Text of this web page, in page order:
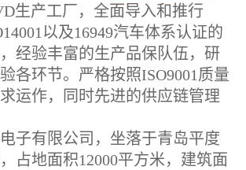
生产工厂，全面导入和推行
以及16949汽车体系认证的
经验丰富的生产品保队伍，研
各环节。严格按照ISO9001质量
运作，同时先进的供应链管理
有限公司，坐落于青岛平度
占地面积12000平方米，建筑面